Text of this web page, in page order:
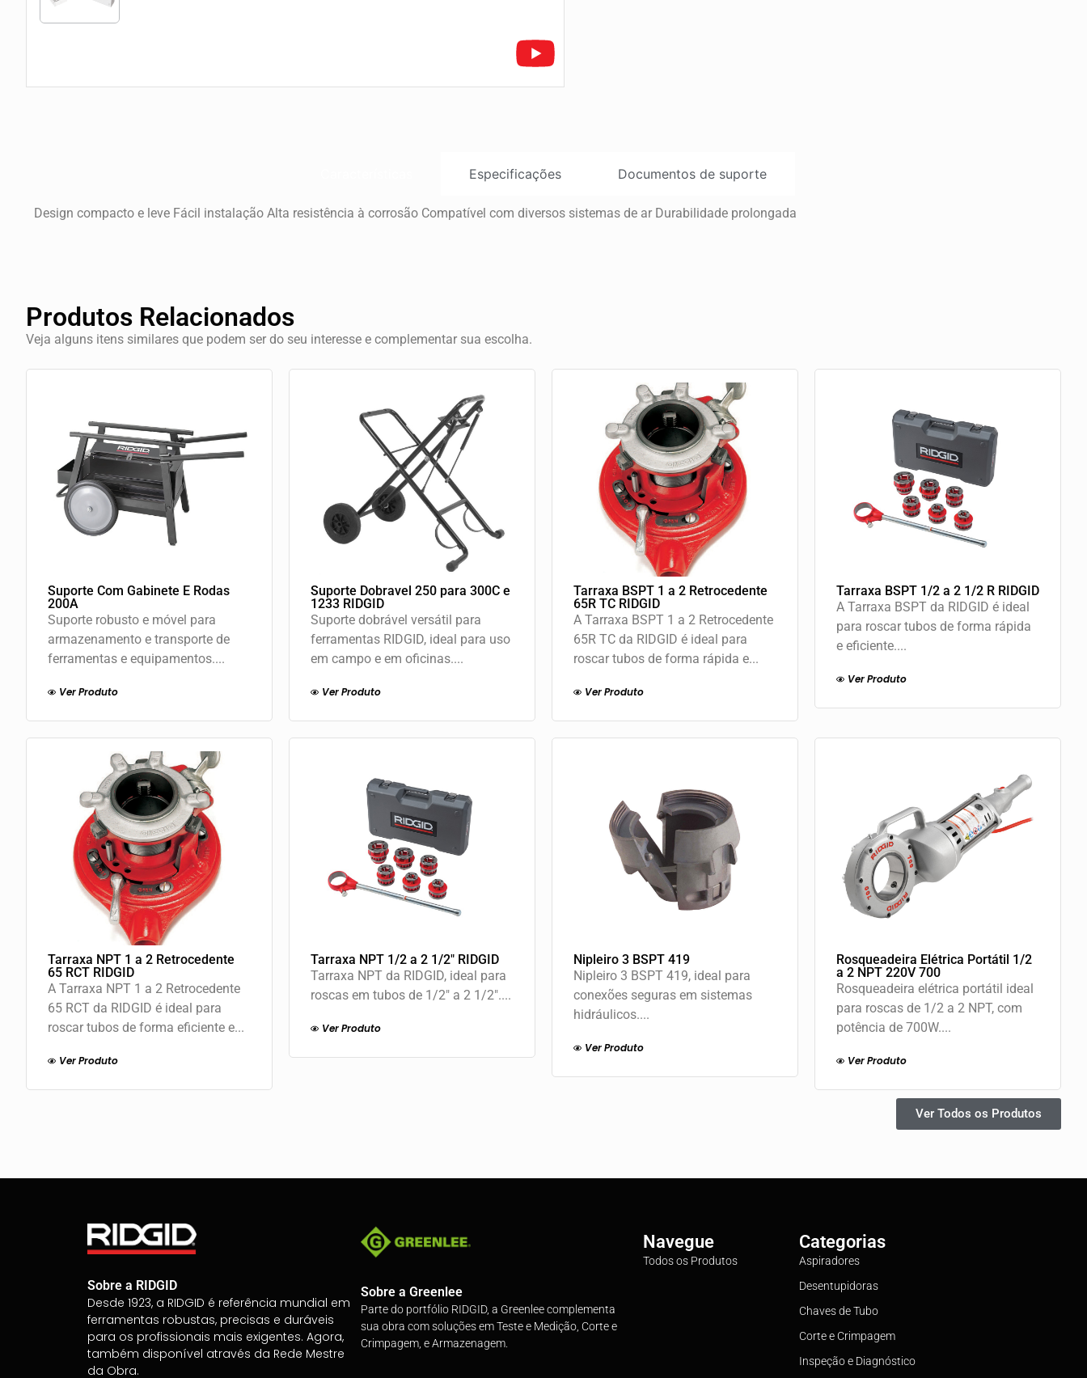
Especificações Documentos de suporte
Design compacto e leve Fácil instalação Alta resistência à corrosão Compatível com diversos sistemas de ar Durabilidade prolongada
Produtos Relacionados
Veja alguns itens similares que podem ser do seu interesse e complementar sua escolha.
Suporte Com Gabinete E Rodas
200A
Suporte robusto e móvel para
armazenamento e transporte de
ferramentas e equipamentos....
Ver Produto
Suporte Dobravel 250 para 300C e
1233 RIDGID
Suporte dobrável versátil para
ferramentas RIDGID, ideal para uso
em campo e em oficinas....
Ver Produto
Tarraxa BSPT 1 a 2 Retrocedente
65R TC RIDGID
A Tarraxa BSPT 1 a 2 Retrocedente
65R TC da RIDGID é ideal para
roscar tubos de forma rápida e...
Ver Produto
Tarraxa BSPT 1/2 a 2 1/2 R RIDGID
A Tarraxa BSPT da RIDGID é ideal
para roscar tubos de forma rápida
e eficiente....
Ver Produto
Tarraxa NPT 1 a 2 Retrocedente
65 RCT RIDGID
A Tarraxa NPT 1 a 2 Retrocedente
65 RCT da RIDGID é ideal para
roscar tubos de forma eficiente e...
Ver Produto
Tarraxa NPT 1/2 a 2 1/2″ RIDGID
Tarraxa NPT da RIDGID, ideal para
roscas em tubos de 1/2" a 2 1/2"....
Ver Produto
Nipleiro 3 BSPT 419
Nipleiro 3 BSPT 419, ideal para
conexões seguras em sistemas
hidráulicos....
Ver Produto
Rosqueadeira Elétrica Portátil 1/2
a 2 NPT 220V 700
Rosqueadeira elétrica portátil ideal
para roscas de 1/2 a 2 NPT, com
potência de 700W....
Ver Produto
Ver Todos os Produtos
Sobre a RIDGID
Desde 1923, a RIDGID é referência mundial em
ferramentas robustas, precisas e duráveis
para os profissionais mais exigentes. Agora,
também disponível através da Rede Mestre
da Obra.
Sobre a Greenlee
Parte do portfólio RIDGID, a Greenlee complementa
sua obra com soluções em Teste e Medição, Corte e
Crimpagem, e Armazenagem.
Navegue
Todos os Produtos
Categorias
Aspiradores
Desentupidoras
Chaves de Tubo
Corte e Crimpagem
Inspeção e Diagnóstico